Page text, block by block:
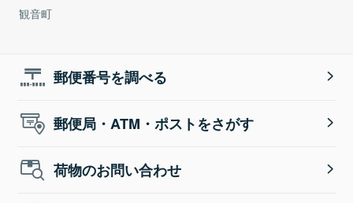
観音町
郵便番号を調べる
郵便局・ATM・ポストをさがす
荷物のお問い合わせ